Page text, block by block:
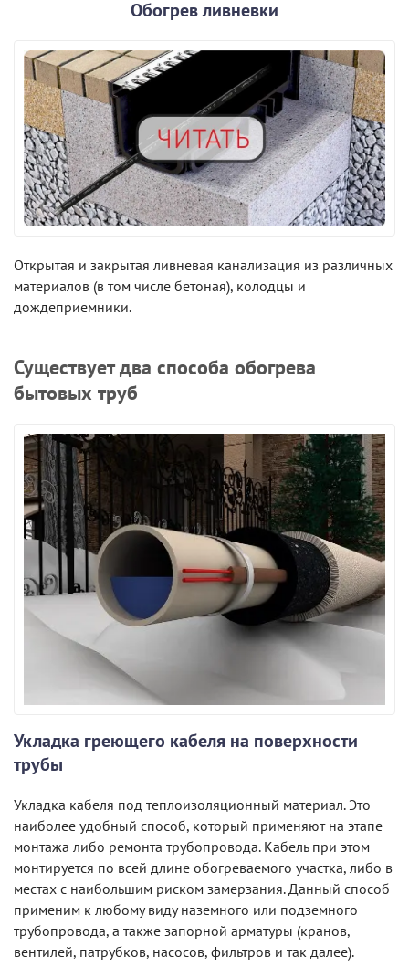
Обогрев ливневки
Открытая и закрытая ливневая канализация из различных
материалов (в том числе бетоная), колодцы и
дождеприемники.
Существует два способа обогрева
бытовых труб
Укладка греющего кабеля на поверхности
трубы
Укладка кабеля под теплоизоляционный материал. Это
наиболее удобный способ, который применяют на этапе
монтажа либо ремонта трубопровода. Кабель при этом
монтируется по всей длине обогреваемого участка, либо в
местах с наибольшим риском замерзания. Данный способ
применим к любому виду наземного или подземного
трубопровода, а также запорной арматуры (кранов,
вентилей, патрубков, насосов, фильтров и так далее).